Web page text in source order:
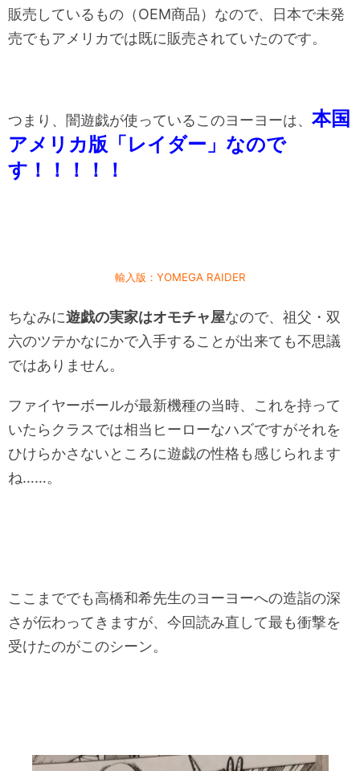
販売しているもの（OEM商品）なので、日本で未発
売でもアメリカでは既に販売されていたのです。
つまり、闇遊戯が使っているこのヨーヨーは、 本国
アメリカ版「レイダー」なので
す！！！！！
輸入版：YOMEGA RAIDER
ちなみに遊戯の実家はオモチャ屋なので、祖父・双
六のツテかなにかで入手することが出来ても不思議
ではありません。
ファイヤーボールが最新機種の当時、これを持って
いたらクラスでは相当ヒーローなハズですがそれを
ひけらかさないところに遊戯の性格も感じられます
ね……。
ここまででも高橋和希先生のヨーヨーへの造詣の深
さが伝わってきますが、今回読み直して最も衝撃を
受けたのがこのシーン。